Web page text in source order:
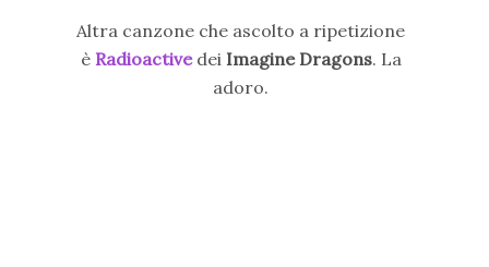
Altra canzone che ascolto a ripetizione
è Radioactivedei Imagine Dragons. La
adoro.